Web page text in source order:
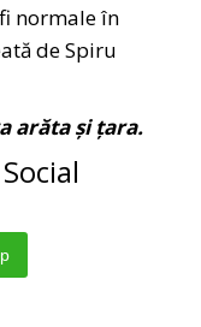
normale în
de Spiru
arăta și țara.